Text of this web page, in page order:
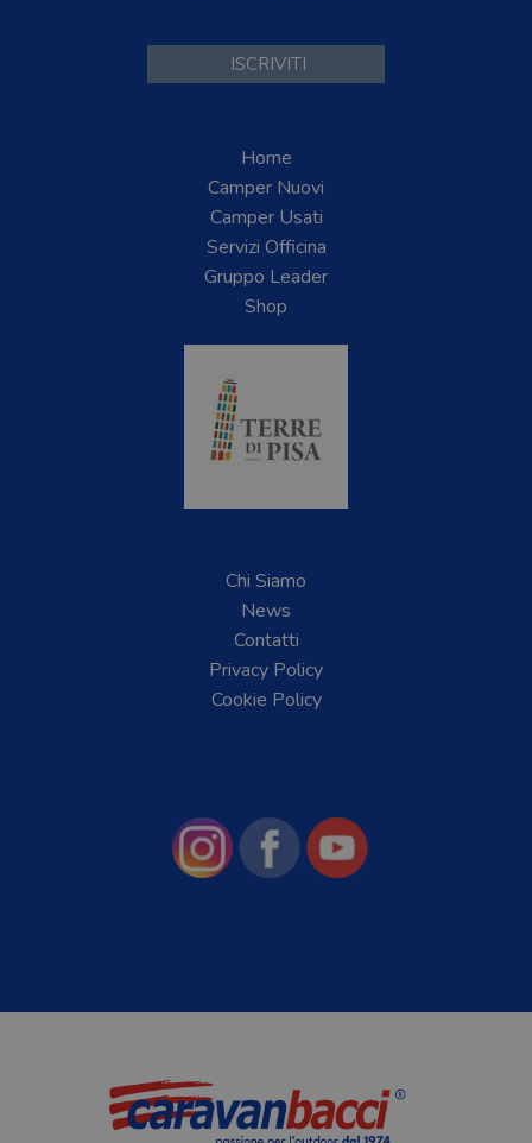
Home
Camper Nuovi
Camper Usati
Servizi Officina
Gruppo Leader
Shop
Chi Siamo
News
Contatti
Privacy Policy
Cookie Policy